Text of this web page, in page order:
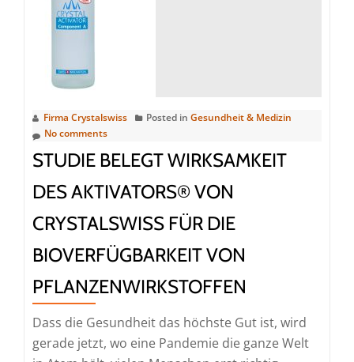
Firma Crystalswiss Posted in Gesundheit & Medizin
No comments
STUDIE BELEGT WIRKSAMKEIT
DES AKTIVATORS® VON
CRYSTALSWISS FÜR DIE
BIOVERFÜGBARKEIT VON
PFLANZENWIRKSTOFFEN
Dass die Gesundheit das höchste Gut ist, wird
gerade jetzt, wo eine Pandemie die ganze Welt